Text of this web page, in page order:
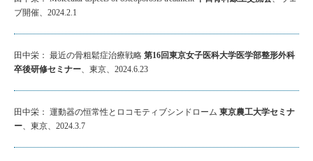
ブ開催、2024.2.1
田中栄： 最近の骨粗鬆症治療戦略 第16回東京女子医科大学医学部整形外科
卒後研修セミナー、東京、2024.6.23
田中栄： 運動器の恒常性とロコモティブシンドローム 東京農工大学セミナ
ー、東京、2024.3.7